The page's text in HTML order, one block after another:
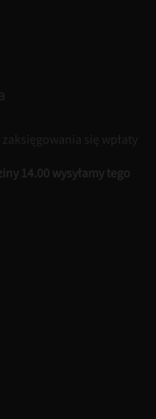
się wpłaty
14.00 wysyłamy tego